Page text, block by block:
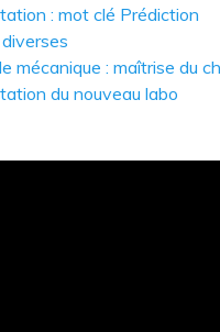
: mot clé Prédiction
mécanique : maîtrise du
du nouveau labo